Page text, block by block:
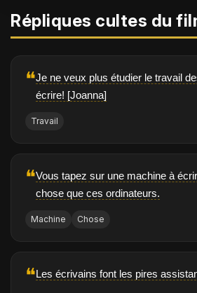
Répliques cultes du
❝Je ne veux plus étudier le travail
écrire! [Joanna]
Travail
❝Vous tapez sur une machine à
chose que ces ordinateurs.
Machine Chose
❝Les écrivains font les pires